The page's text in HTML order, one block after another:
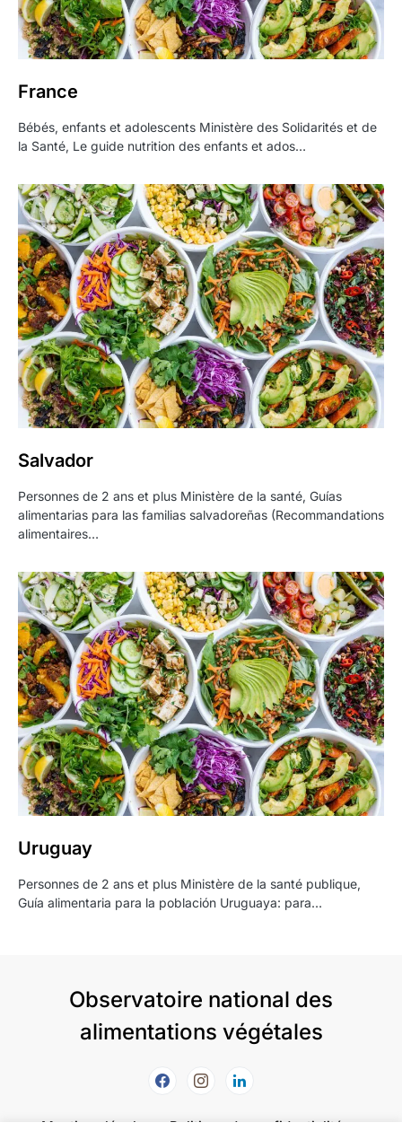
France
Bébés, enfants et adolescents Ministère des Solidarités et de
la Santé, Le guide nutrition des enfants et ados…
Salvador
Personnes de 2 ans et plus Ministère de la santé, Guías
alimentarias para las familias salvadoreñas (Recommandations
alimentaires…
Uruguay
Personnes de 2 ans et plus Ministère de la santé publique,
Guía alimentaria para la población Uruguaya: para…
Observatoire national des
alimentations végétales
Mentions légales Politique de confidentialité